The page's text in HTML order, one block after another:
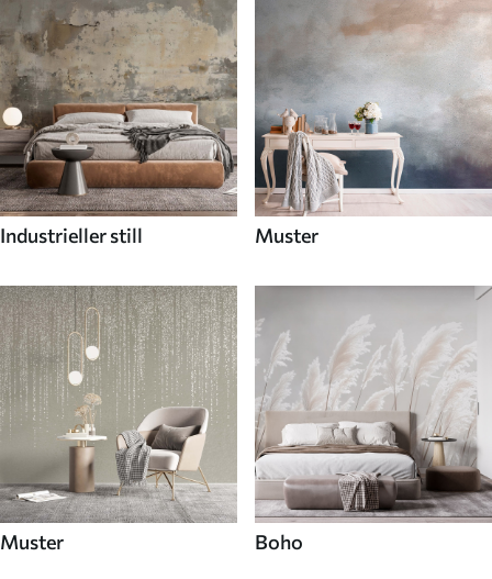
Industrieller still Muster
Muster Boho